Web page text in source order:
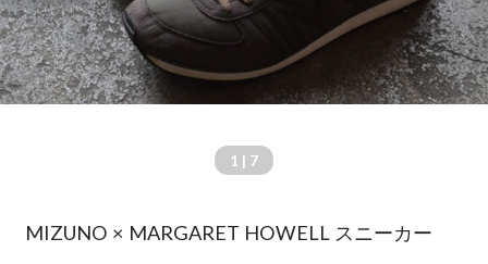
1 | 7
MIZUNO × MARGARET HOWELL スニーカー